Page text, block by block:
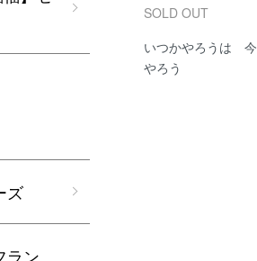
SOLD OUT
いつかやろうは 今
やろう
ズ
ラン